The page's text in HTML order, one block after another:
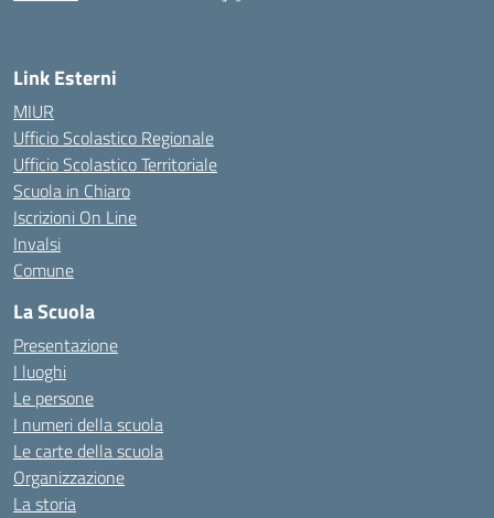
Link Esterni
MIUR
Ufficio Scolastico Regionale
Ufficio Scolastico Territoriale
Scuola in Chiaro
Iscrizioni On Line
Invalsi
Comune
La Scuola
Presentazione
I luoghi
Le persone
I numeri della scuola
Le carte della scuola
Organizzazione
La storia